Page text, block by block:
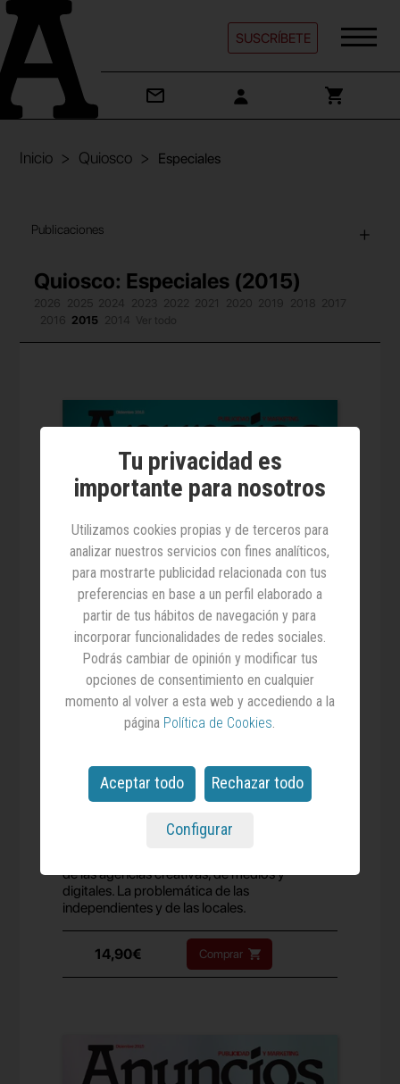
SUSCRÍBETE
Inicio Quiosco Especiales
Quiosco: Especiales (2015)
2026 2025 2024 2023 2022 2021 2020 2019 2018
2017
2016 2015 2014 Ver todo
Publicaciones
07.12.2015
Informe Agencias 2015
de las agencias creativas, de medios y
digitales. La problemática de las
independientes y de las locales.
14,90€ Comprar
Tu privacidad es
importante para nosotros
Utilizamos cookies propias y de terceros para
analizar nuestros servicios con fines analíticos,
para mostrarte publicidad relacionada con tus
preferencias en base a un perfil elaborado a
partir de tus hábitos de navegación y para
incorporar funcionalidades de redes sociales.
Podrás cambiar de opinión y modificar tus
opciones de consentimiento en cualquier
momento al volver a esta web y accediendo a la
página Política de Cookies.
Aceptar todo Rechazar todo
Configurar